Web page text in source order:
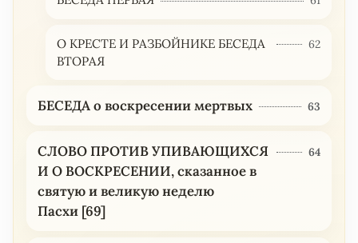
О КРЕСТЕ И РАЗБОЙНИКЕ БЕСЕДА
ВТОРАЯ
62
БЕСЕДА о воскресении мертвых 63
СЛОВО ПРОТИВ УПИВАЮЩИХСЯ
И О ВОСКРЕСЕНИИ, сказанное в
святую и великую неделю
Пасхи [69]
64